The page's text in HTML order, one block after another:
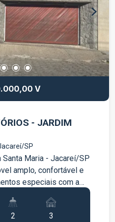
no dia a dia e fácil
da cidade. Se você
para morar, com móveis
gourmet perfeito para
é a oportunidade ideal!
conhecer seu novo lar!
V
- JARDIM
SP
Santa Maria - Jacareí/SP
amplo, confortável e
especiais com a
ideal! Localizada
tradicionais de Jacareí,
distribuição dos
2 3